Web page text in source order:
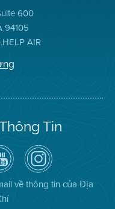
600
94105
AIR
Tin
Không
Air
District
on
Instagram
về thông tin của Địa